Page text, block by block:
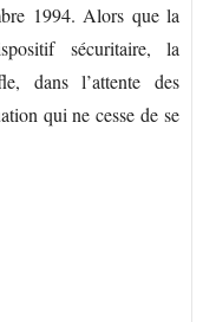
1994. Alors que la
sécuritaire, la
dans l’attente des
qui ne cesse de se